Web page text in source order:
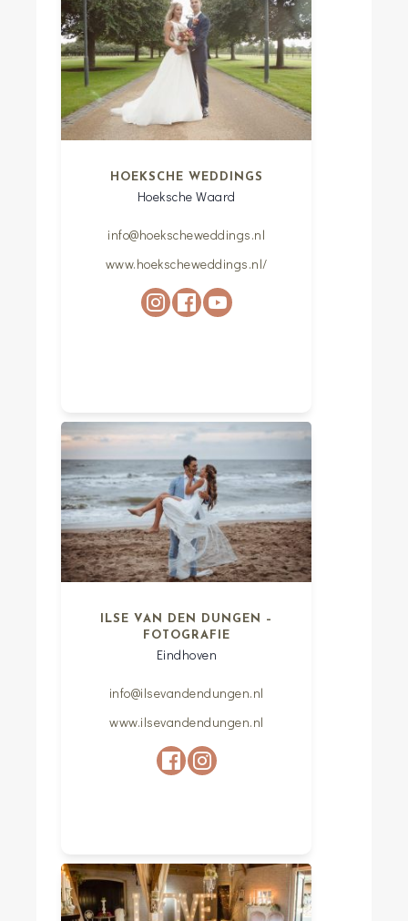
HOEKSCHE WEDDINGS
Hoeksche Waard
info@hoekscheweddings.nl
www.hoekscheweddings.nl/
ILSE VAN DEN DUNGEN –
FOTOGRAFIE
Eindhoven
info@ilsevandendungen.nl
www.ilsevandendungen.nl